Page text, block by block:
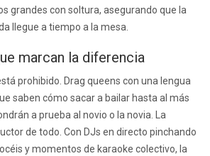
grandes con soltura, asegurando que la
llegue a tiempo a la mesa.
marcan la diferencia
prohibido. Drag queens con una lengua
saben cómo sacar a bailar hasta al más
a prueba al novio o la novia. La
de todo. Con DJs en directo pinchando
y momentos de karaoke colectivo, la